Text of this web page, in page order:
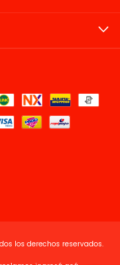
los derechos reservados.